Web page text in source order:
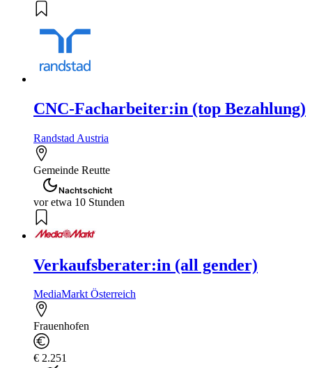
CNC-Facharbeiter:in (top Bezahlung)
Randstad Austria
Gemeinde Reutte
Nachtschicht
vor etwa 10 Stunden
Verkaufsberater:in (all gender)
MediaMarkt Österreich
Frauenhofen
€ 2.251